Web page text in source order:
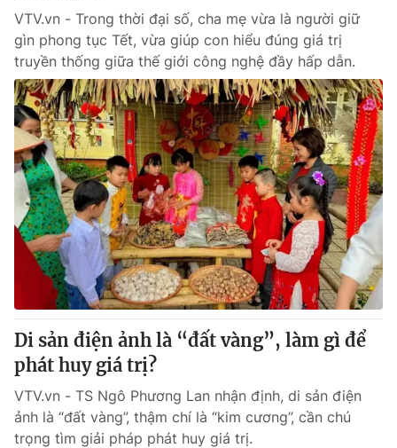
VTV.vn - Trong thời đại số, cha mẹ vừa là người giữ
gìn phong tục Tết, vừa giúp con hiểu đúng giá trị
truyền thống giữa thế giới công nghệ đầy hấp dẫn.
Di sản điện ảnh là “đất vàng”, làm gì để
phát huy giá trị?
VTV.vn - TS Ngô Phương Lan nhận định, di sản điện
ảnh là “đất vàng”, thậm chí là “kim cương”, cần chú
trọng tìm giải pháp phát huy giá trị.